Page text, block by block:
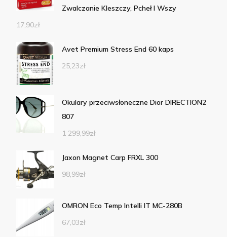
Zwalczanie Kleszczy, Pcheł I Wszy
17,90zł
Avet Premium Stress End 60 kaps
25,23zł
Okulary przeciwsłoneczne Dior DIRECTION2
807
1 299,99zł
Jaxon Magnet Carp FRXL 300
98,99zł
OMRON Eco Temp Intelli IT MC-280B
67,03zł